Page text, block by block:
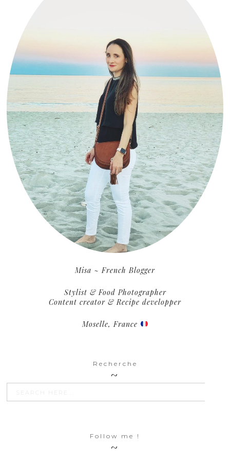
Misa ~ French Blogger
Stylist & Food Photographer
Content creator & Recipe developper
Moselle, France
Recherche
Search SEARCH
Follow me !